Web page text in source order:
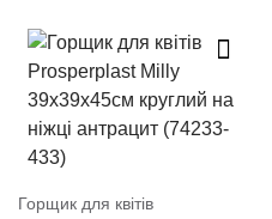
Горщик для квітів